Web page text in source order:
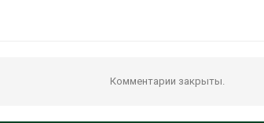
Комментарии закрыты.